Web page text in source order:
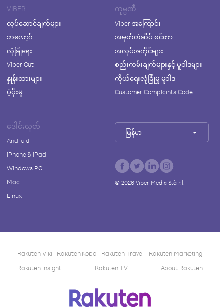
VIBER
လုပ်ဆောင်ချက်များ
ဘလော့ဂ်
လုံခြုံရေး
Viber Out
နှုန်းထားများ
ပံ့ပိုးမှု
ကုမ္ပဏီ
Viber အကြောင်း
အမှတ်တံဆိပ် စင်တာ
အလုပ်အကိုင်များ
စည်းကမ်းချက်များနှင့် မူဝါဒများ
ကိုယ်ရေးလုံခြုံမှု မူဝါဒ
Customer Complaints Code
ဒေါင်းလုတ်
Android
iPhone & iPad
Windows PC
Mac
Linux
မြန်မာ
© 2026Viber Media S.à r.l.
Rakuten Viki Rakuten Kobo Rakuten Travel
Rakuten Marketing
Rakuten Insight
Rakuten TV About Rakuten